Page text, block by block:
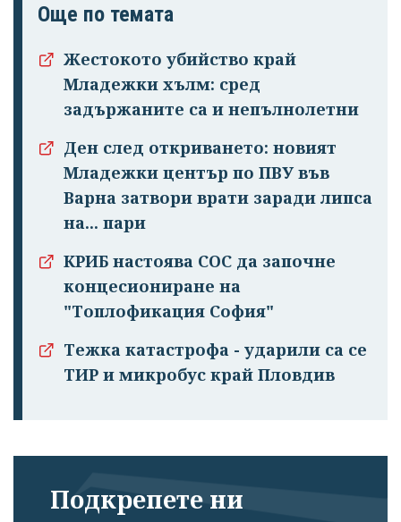
Още по темата
Жестокото убийство край
Младежки хълм: сред
задържаните са и непълнолетни
Ден след откриването: новият
Младежки център по ПВУ във
Варна затвори врати заради липса
на... пари
КРИБ настоява СОС да започне
концесиониране на
"Топлофикация София"
Тежка катастрофа - ударили са се
ТИР и микробус край Пловдив
Подкрепете ни